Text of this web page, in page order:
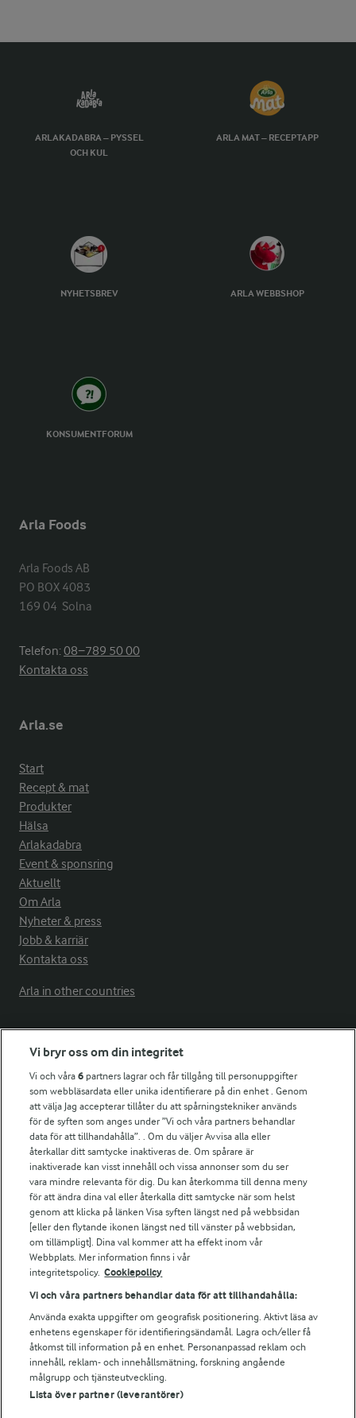
ARLAKADABRA – PYSSEL
OCH KUL
ARLA MAT – RECEPTAPP
NYHETSBREV ARLA WEBBSHOP
KONSUMENTFORUM
Arla Foods
Arla Foods AB
PO BOX 4083
169 04  Solna
Telefon:08−789 50 00
Kontakta oss
Arla.se
Start
Recept & mat
Produkter
Hälsa
Arlakadabra
Event & sponsring
Aktuellt
Om Arla
Nyheter & press
Jobb & karriär
Kontakta oss
Arla in other countries
Fler Arlasajter
För ägare
Arlas kundportal
Arla.com
Falbygdens Ost
Arla webbshop
Bildbank
Följ oss
© 2026 Arla Foods
Vi bryr oss om din integritet
Vi och våra6 partners lagrar och får tillgång till personuppgifter
som webbläsardata eller unika identifierare på din enhet . Genom
att välja Jag accepterar tillåter du att spårningstekniker används
för de syften som anges under ”Vi och våra partners behandlar
data för att tillhandahålla”. . Om du väljer Avvisa alla eller
återkallar ditt samtycke inaktiveras de. Om spårare är
inaktiverade kan visst innehåll och vissa annonser som du ser
vara mindre relevanta för dig. Du kan återkomma till denna meny
för att ändra dina val eller återkalla ditt samtycke när som helst
genom att klicka på länken Visa syften längst ned på webbsidan
[eller den flytande ikonen längst ned till vänster på webbsidan,
om tillämpligt]. Dina val kommer att ha effekt inom vår
Webbplats. Mer information finns i vår
integritetspolicy. Cookiepolicy
Vi och våra partners behandlar data för att tillhandahålla:
Använda exakta uppgifter om geografisk positionering. Aktivt läsa av
enhetens egenskaper för identifieringsändamål. Lagra och/eller få
åtkomst till information på en enhet. Personanpassad reklam och
innehåll, reklam- och innehållsmätning, forskning angående
målgrupp och tjänsteutveckling.
Lista över partner (leverantörer)